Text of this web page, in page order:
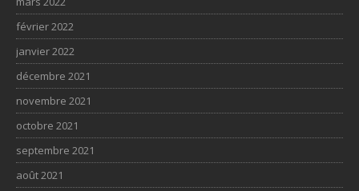
février 2022
janvier 2022
décembre 2021
novembre 2021
octobre 2021
septembre 2021
août 2021